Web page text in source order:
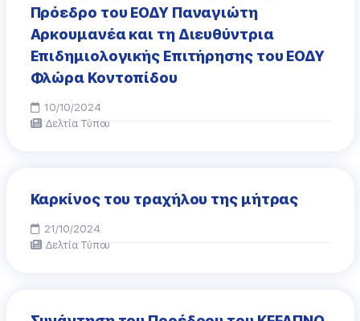
Πρόεδρο του ΕΟΔΥ Παναγιώτη
Αρκουμανέα και τη Διευθύντρια
Επιδημιολογικής Επιτήρησης του ΕΟΔΥ
Φλώρα Κοντοπίδου
10/10/2024
Δελτία Τύπου
Καρκίνος του τραχήλου της μήτρας
21/10/2024
Δελτία Τύπου